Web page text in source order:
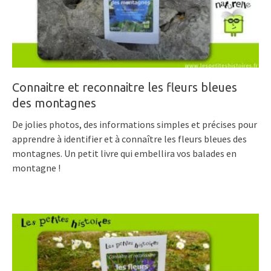
Connaitre et reconnaitre les fleurs bleues
des montagnes
De jolies photos, des informations simples et précises pour
apprendre à identifier et à connaître les fleurs bleues des
montagnes. Un petit livre qui embellira vos balades en
montagne !